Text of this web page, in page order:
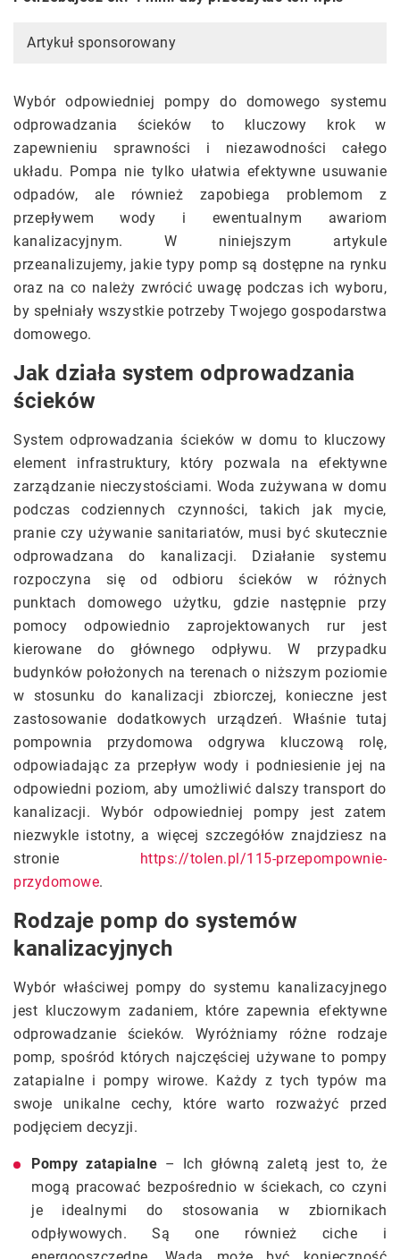
Artykuł sponsorowany
Wybór odpowiedniej pompy do domowego systemu
odprowadzania ścieków to kluczowy krok w
zapewnieniu sprawności i niezawodności całego
układu. Pompa nie tylko ułatwia efektywne usuwanie
odpadów, ale również zapobiega problemom z
przepływem wody i ewentualnym awariom
kanalizacyjnym. W niniejszym artykule
przeanalizujemy, jakie typy pomp są dostępne na rynku
oraz na co należy zwrócić uwagę podczas ich wyboru,
by spełniały wszystkie potrzeby Twojego gospodarstwa
domowego.
Jak działa system odprowadzania
ścieków
System odprowadzania ścieków w domu to kluczowy
element infrastruktury, który pozwala na efektywne
zarządzanie nieczystościami. Woda zużywana w domu
podczas codziennych czynności, takich jak mycie,
pranie czy używanie sanitariatów, musi być skutecznie
odprowadzana do kanalizacji. Działanie systemu
rozpoczyna się od odbioru ścieków w różnych
punktach domowego użytku, gdzie następnie przy
pomocy odpowiednio zaprojektowanych rur jest
kierowane do głównego odpływu. W przypadku
budynków położonych na terenach o niższym poziomie
w stosunku do kanalizacji zbiorczej, konieczne jest
zastosowanie dodatkowych urządzeń. Właśnie tutaj
pompownia przydomowa odgrywa kluczową rolę,
odpowiadając za przepływ wody i podniesienie jej na
odpowiedni poziom, aby umożliwić dalszy transport do
kanalizacji. Wybór odpowiedniej pompy jest zatem
niezwykle istotny, a więcej szczegółów znajdziesz na
stronie
https://tolen.pl/115-przepompownie-
przydomowe.
Rodzaje pomp do systemów
kanalizacyjnych
Wybór właściwej pompy do systemu kanalizacyjnego
jest kluczowym zadaniem, które zapewnia efektywne
odprowadzanie ścieków. Wyróżniamy różne rodzaje
pomp, spośród których najczęściej używane to pompy
zatapialne i pompy wirowe. Każdy z tych typów ma
swoje unikalne cechy, które warto rozważyć przed
podjęciem decyzji.
Pompy zatapialne – Ich główną zaletą jest to, że
mogą pracować bezpośrednio w ściekach, co czyni
je idealnymi do stosowania w zbiornikach
odpływowych. Są one również ciche i